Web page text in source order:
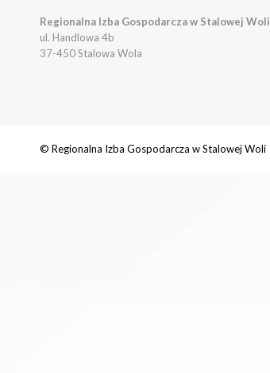
Regionalna Izba Gospodarcza w Stalowej Woli
ul. Handlowa 4b
37-450 Stalowa Wola
© Regionalna Izba Gospodarcza w Stalowej Woli